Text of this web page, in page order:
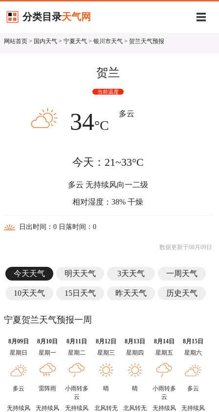
分类目录天气网
网站首页 > 国内天气 > 宁夏天气 > 银川市天气 > 贺兰天气预报
贺兰
当前温度
34°C
多云
今天：21~33°C
多云 无持续风向一二级
相对湿度：38% 干燥
日出时间：0 日落时间：0
数据更新于08月09日
今天天气 明天天气 3天天气 一周天气
10天天气 15日天气 昨天天气 历史天气
宁夏贺兰天气预报一周
8月09日 8月10日 8月11日 8月12日 8月13日 8月14日
8月15日
星期日
星期一 星期二 星期三 星期四 星期五 星期六
多云 雷阵雨
小雨转多
云
晴 晴
小雨转多
云
多云
无持续风
无持续风
无持续风
北风转无
北风转无
无持续风
无持续风